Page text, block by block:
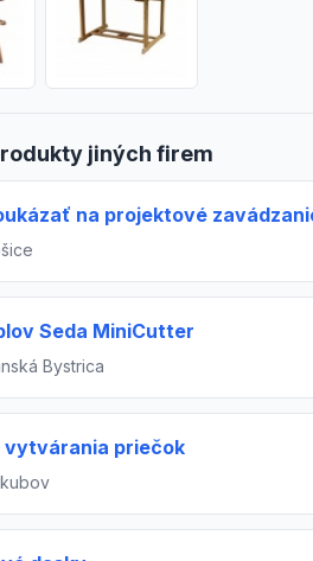
jiných firem
na projektové
Seda MiniCutter
Bystrica
vytvárania priečok